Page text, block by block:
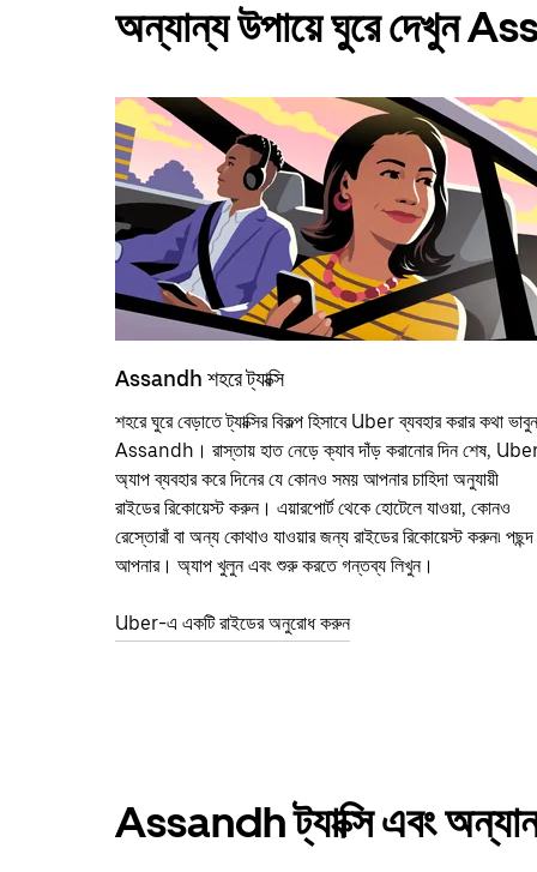
অন্যান্য উপায়ে ঘুরে দেখুন
Assandh শহরে ট্যাক্সি
শহরে ঘুরে বেড়াতে ট্যাক্সির বিকল্প হিসাবে Uber ব্যবহার করার কথা ভাবুন
Assandh। রাস্তায় হাত নেড়ে ক্যাব দাঁড় করানোর দিন শেষ,
অ্যাপ ব্যবহার করে দিনের যে কোনও সময় আপনার চাহিদা অনুযায়ী
রাইডের রিকোয়েস্ট করুন। এয়ারপোর্ট থেকে হোটেলে যাওয়া, কোনও
রেস্তোরাঁ বা অন্য কোথাও যাওয়ার জন্য রাইডের রিকোয়েস্ট করুন৷ পছন্দ
আপনার। অ্যাপ খুলুন এবং শুরু করতে গন্তব্য লিখুন।
Uber-এ একটি রাইডের অনুরোধ করুন
Assandh ট্যাক্সি এবং